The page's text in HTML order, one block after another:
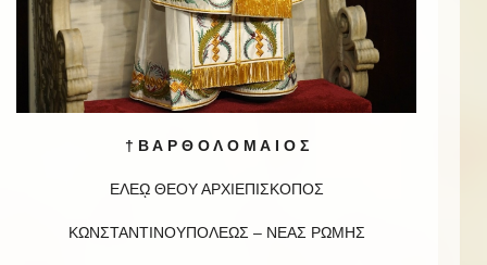
† Β Α Ρ Θ Ο Λ Ο Μ Α Ι Ο Σ
ΕΛΕῼ ΘΕΟΥ ΑΡΧΙΕΠΙΣΚΟΠΟΣ
ΚΩΝΣΤΑΝΤΙΝΟΥΠΟΛΕΩΣ – ΝΕΑΣ ΡΩΜΗΣ